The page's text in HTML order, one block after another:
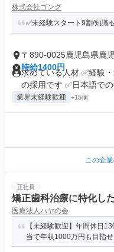
株式会社ゴング
✅未経験スタート9割/知識
〒890-0025鹿児島県鹿
時給1400円
求めている人材 ✅経験
の採用です ✅日本語での
業界未経験歓迎 +15個
この企
正社員
矯正歯科治療に特化し
医療法人ハヤの会
【未経験歓迎】年間休日
当で年収1000万円も目指